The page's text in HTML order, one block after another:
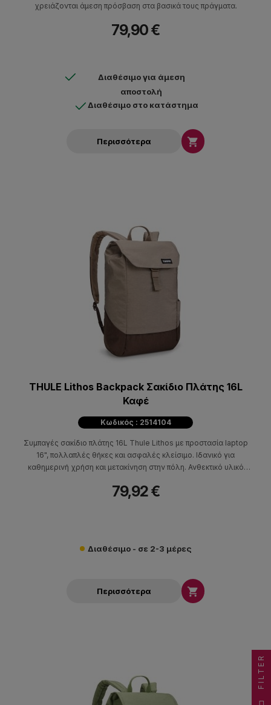
χρειάζονται άμεση πρόσβαση στα βασικά τους πράγματα.
79,90 €
Διαθέσιμο για άμεση
αποστολή
Διαθέσιμο στο κατάστημα
Περισσότερα 
THULE Lithos Backpack Σακίδιο Πλάτης 16L
Καφέ
Κωδικός : 2514104
Συμπαγές σακίδιο πλάτης 16L Thule Lithos με προστασία laptop
16", πολλαπλές θήκες και ασφαλές κλείσιμο. Ιδανικό για
καθημερινή χρήση και μετακίνηση στην πόλη. Ανθεκτικό υλικό
79,92 €
Διαθέσιμο - σε 2-3 μέρες
Περισσότερα 
FILTER